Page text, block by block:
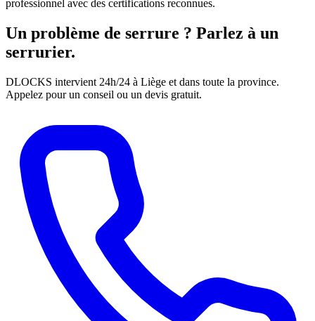
professionnel avec des certifications reconnues.
Un problème de serrure ? Parlez à un
serrurier.
DLOCKS intervient 24h/24 à Liège et dans toute la province.
Appelez pour un conseil ou un devis gratuit.